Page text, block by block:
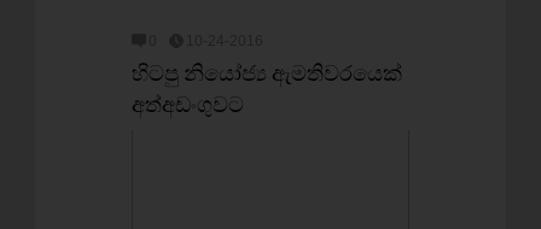
හිටපු නියෝජ්‍ය ඇමතිවරයෙක්
අත්අඩංගුවට